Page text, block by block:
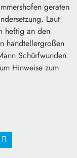
geraten
Laut
heftig an den
handtellergroßen
Schürfwunden
Hinweise zum